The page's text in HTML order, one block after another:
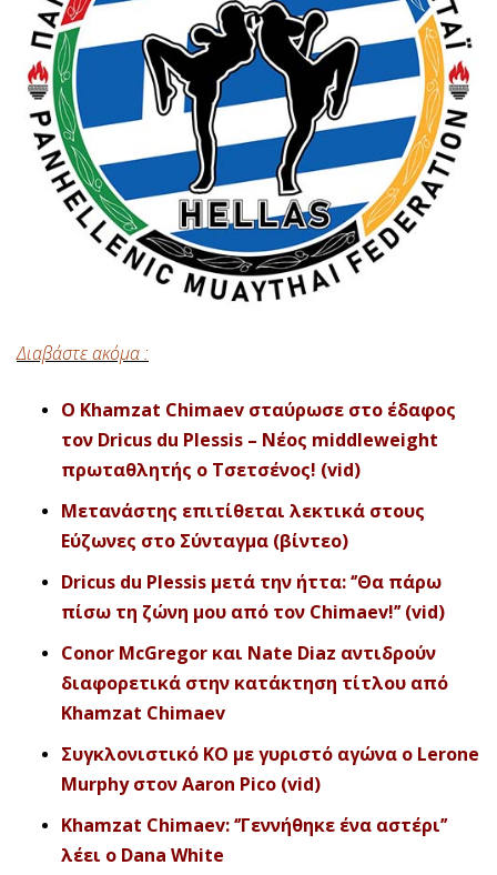
Διαβάστε ακόμα :
Ο Khamzat Chimaev σταύρωσε στο έδαφος
τον Dricus du Plessis – Νέος middleweight
πρωταθλητής ο Τσετσένος! (vid)
Μετανάστης επιτίθεται λεκτικά στους
Εύζωνες στο Σύνταγμα (βίντεο)
Dricus du Plessis μετά την ήττα: ‘’Θα πάρω
πίσω τη ζώνη μου από τον Chimaev!’’ (vid)
Conor McGregor και Nate Diaz αντιδρούν
διαφορετικά στην κατάκτηση τίτλου από
Khamzat Chimaev
Συγκλονιστικό ΚΟ με γυριστό αγώνα ο Lerone
Murphy στον Aaron Pico (vid)
Khamzat Chimaev: ‘’Γεννήθηκε ένα αστέρι’’
λέει ο Dana White